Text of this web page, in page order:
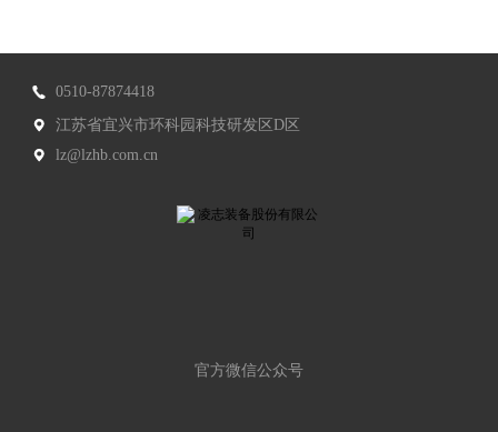
0510-87874418
江苏省宜兴市环科园科技研发区D区
lz@lzhb.com.cn
官方微信公众号